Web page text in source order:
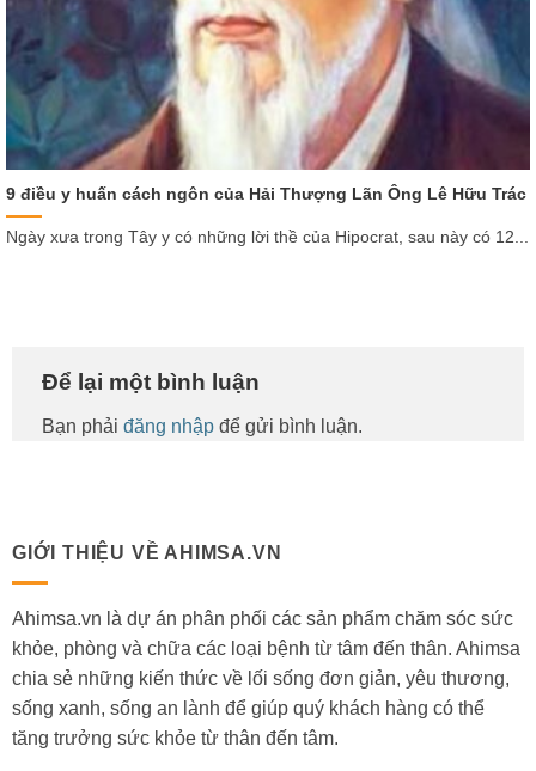
9 điều y huấn cách ngôn của Hải Thượng Lãn Ông Lê Hữu Trác
Ngày xưa trong Tây y có những lời thề của Hipocrat, sau này có 12...
Để lại một bình luận
Bạn phải đăng nhập để gửi bình luận.
GIỚI THIỆU VỀ AHIMSA.VN
Ahimsa.vn là dự án phân phối các sản phẩm chăm sóc sức
khỏe, phòng và chữa các loại bệnh từ tâm đến thân. Ahimsa
chia sẻ những kiến thức về lối sống đơn giản, yêu thương,
sống xanh, sống an lành để giúp quý khách hàng có thể
tăng trưởng sức khỏe từ thân đến tâm.